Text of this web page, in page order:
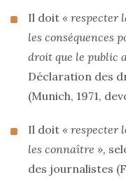
Il doit « respecter
les conséquences
droit que le public
Déclaration des
(Munich, 1971,
Il doit « respecter
les connaître »,
des journalistes